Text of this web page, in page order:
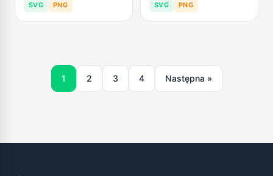
SVG PNG SVG PNG
1 2 3 4 Następna »